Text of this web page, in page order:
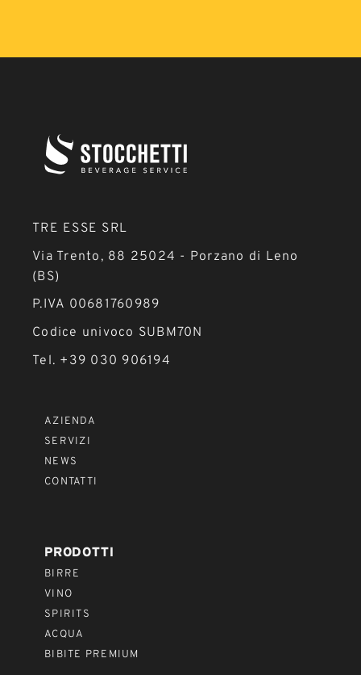
TRE ESSE SRL
Via Trento, 88 25024 - Porzano di Leno
(BS)
P.IVA 00681760989
Codice univoco SUBM70N
Tel. +39 030 906194
AZIENDA
SERVIZI
NEWS
CONTATTI
PRODOTTI
BIRRE
VINO
SPIRITS
ACQUA
BIBITE PREMIUM